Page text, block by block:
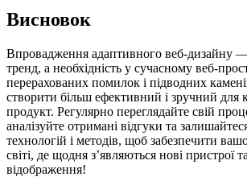
Висновок
Впровадження адаптивного веб-дизайну
тренд, а необхідність у сучасному веб-
перерахованих помилок і підводних
створити більш ефективний і зручний для
продукт. Регулярно переглядайте свій
аналізуйте отримані відгуки та
технологій і методів, щоб забезпечити
світі, де щодня з’являються нові пристрої
відображення!